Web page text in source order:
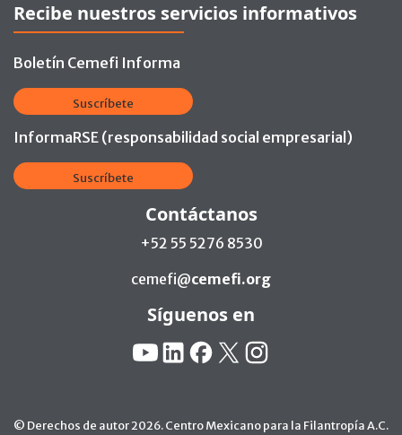
Recibe nuestros servicios informativos
Boletín Cemefi Informa
Suscríbete
InformaRSE (responsabilidad social empresarial)
Suscríbete
Contáctanos
+52 55 5276 8530
cemefi@cemefi.org
Síguenos en
YouTube
LinkedinFacebook
X Instagram
© Derechos de autor 2026. Centro Mexicano para la Filantropía A.C.